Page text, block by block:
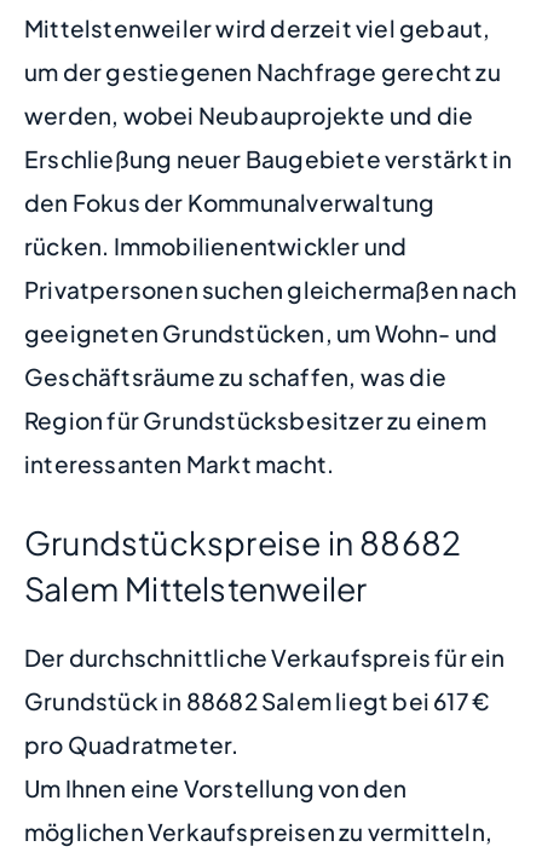
Mittelstenweiler wird derzeit viel gebaut,
um der gestiegenen Nachfrage gerecht zu
werden, wobei Neubauprojekte und die
Erschließung neuer Baugebiete verstärkt in
den Fokus der Kommunalverwaltung
rücken. Immobilienentwickler und
Privatpersonen suchen gleichermaßen nach
geeigneten Grundstücken, um Wohn- und
Geschäftsräume zu schaffen, was die
Region für Grundstücksbesitzer zu einem
interessanten Markt macht.
Grundstückspreise in 88682
Salem Mittelstenweiler
Der durchschnittliche Verkaufspreis für ein
Grundstück in 88682 Salem liegt bei 617 €
pro Quadratmeter.
Um Ihnen eine Vorstellung von den
möglichen Verkaufspreisen zu vermitteln,